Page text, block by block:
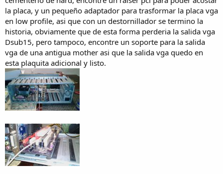
la placa, y un pequeño adaptador para trasformar la placa vga
en low profile, asi que con un destornillador se termino la
historia, obviamente que de esta forma perderia la salida vga
Dsub15, pero tampoco, encontre un soporte para la salida
vga de una antigua mother asi que la salida vga quedo en
esta plaquita adicional y listo.